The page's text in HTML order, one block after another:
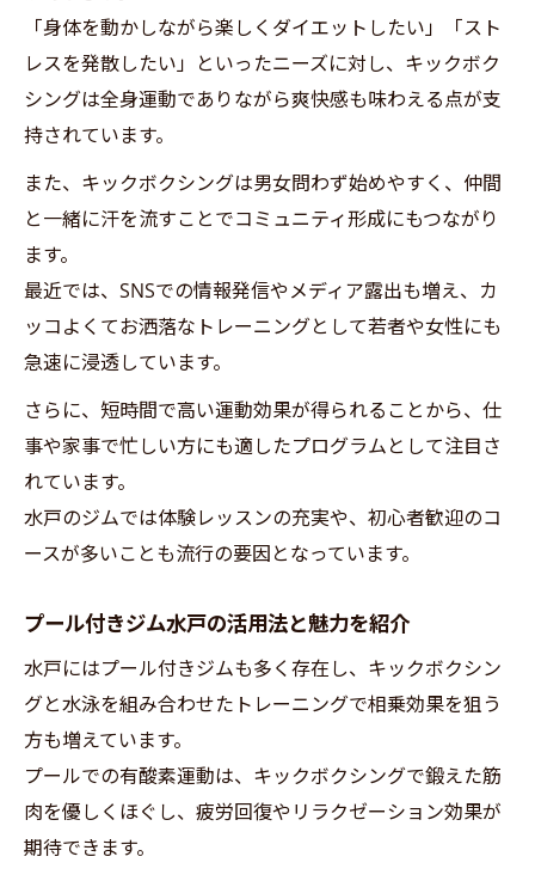
「身体を動かしながら楽しくダイエットしたい」「スト
レスを発散したい」といったニーズに対し、キックボク
シングは全身運動でありながら爽快感も味わえる点が支
持されています。
また、キックボクシングは男女問わず始めやすく、仲間
と一緒に汗を流すことでコミュニティ形成にもつながり
ます。
最近では、SNSでの情報発信やメディア露出も増え、カ
ッコよくてお洒落なトレーニングとして若者や女性にも
急速に浸透しています。
さらに、短時間で高い運動効果が得られることから、仕
事や家事で忙しい方にも適したプログラムとして注目さ
れています。
水戸のジムでは体験レッスンの充実や、初心者歓迎のコ
ースが多いことも流行の要因となっています。
プール付きジム水戸の活用法と魅力を紹介
水戸にはプール付きジムも多く存在し、キックボクシン
グと水泳を組み合わせたトレーニングで相乗効果を狙う
方も増えています。
プールでの有酸素運動は、キックボクシングで鍛えた筋
肉を優しくほぐし、疲労回復やリラクゼーション効果が
期待できます。